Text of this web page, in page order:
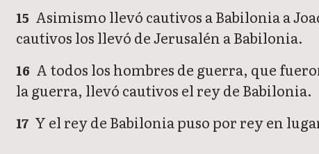
15 Asimismo llevó cautivos a Babilonia a
cautivos los llevó de Jerusalén a Babilonia.
16 A todos los hombres de guerra, que
la guerra, llevó cautivos el rey de Babilonia.
17 Y el rey de Babilonia puso por rey en